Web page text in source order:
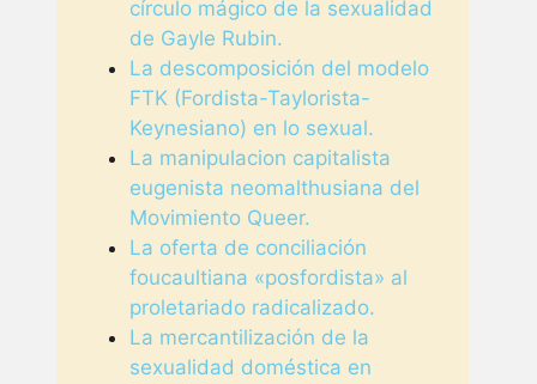
círculo mágico de la sexualidad
de Gayle Rubin.
La descomposición del modelo
FTK (Fordista-Taylorista-
Keynesiano) en lo sexual.
La manipulacion capitalista
eugenista neomalthusiana del
Movimiento Queer.
La oferta de conciliación
foucaultiana «posfordista» al
proletariado radicalizado.
La mercantilización de la
sexualidad doméstica en